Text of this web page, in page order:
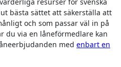
resurser för svenska
bästa sättet att säkerställa att
och som passar väl in på
du via en låneförmedlare kan
med enbart en